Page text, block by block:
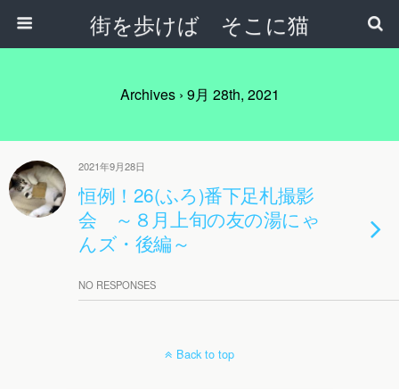
街を歩けば そこに猫
Archives › 9月 28th, 2021
2021年9月28日
恒例！26(ふろ)番下足札撮影
会 ～８月上旬の友の湯にゃ
んズ・後編～
NO RESPONSES
Back to top